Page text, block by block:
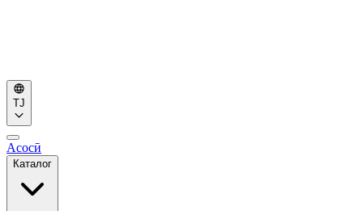
TJ
Асосӣ
Каталог